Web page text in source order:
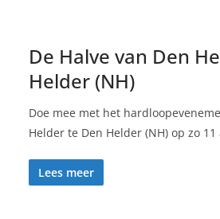
De Halve van Den
Helder (NH)
Doe mee met het
Helder te Den Helder (NH) op zo 11
Lees meer